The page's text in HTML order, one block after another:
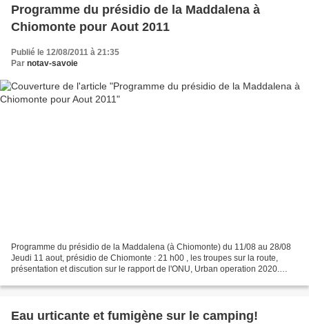
Programme du présidio de la Maddalena à
Chiomonte pour Aout 2011
Publié le 12/08/2011 à 21:35
Par notav-savoie
Programme du présidio de la Maddalena (à Chiomonte) du 11/08 au 28/08
Jeudi 11 aout, présidio de Chiomonte : 21 h00 , les troupes sur la route,
présentation et discution sur le rapport de l'ONU, Urban operation 2020.
Eau urticante et fumigène sur le camping!